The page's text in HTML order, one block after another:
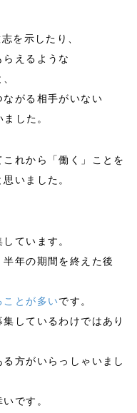
を示したり、
えるような
がる相手がいない
した。
れから「働く」ことを
いました。
ています。
年の期間を終えた後
ことが多いです。
しているわけではあり
方がいらっしゃいまし
です。